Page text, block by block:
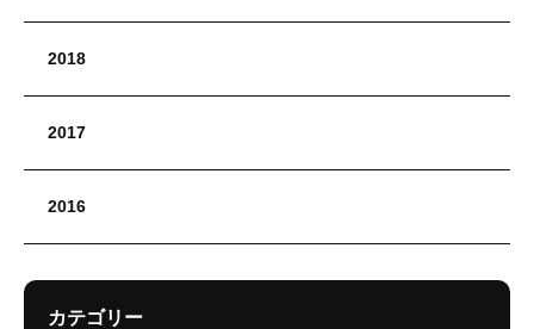
2018
2017
2016
カテゴリー